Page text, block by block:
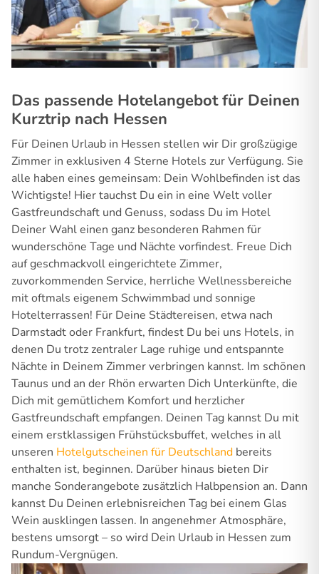
Das passende Hotelangebot für Deinen
Kurztrip nach Hessen
Für Deinen Urlaub in Hessen stellen wir Dir großzügige
Zimmer in exklusiven 4 Sterne Hotels zur Verfügung. Sie
alle haben eines gemeinsam: Dein Wohlbefinden ist das
Wichtigste! Hier tauchst Du ein in eine Welt voller
Gastfreundschaft und Genuss, sodass Du im Hotel
Deiner Wahl einen ganz besonderen Rahmen für
wunderschöne Tage und Nächte vorfindest. Freue Dich
auf geschmackvoll eingerichtete Zimmer,
zuvorkommenden Service, herrliche Wellnessbereiche
mit oftmals eigenem Schwimmbad und sonnige
Hotelterrassen! Für Deine Städtereisen, etwa nach
Darmstadt oder Frankfurt, findest Du bei uns Hotels, in
denen Du trotz zentraler Lage ruhige und entspannte
Nächte in Deinem Zimmer verbringen kannst. Im schönen
Taunus und an der Rhön erwarten Dich Unterkünfte, die
Dich mit gemütlichem Komfort und herzlicher
Gastfreundschaft empfangen. Deinen Tag kannst Du mit
einem erstklassigen Frühstücksbuffet, welches in all
unseren Hotelgutscheinen für Deutschland bereits
enthalten ist, beginnen. Darüber hinaus bieten Dir
manche Sonderangebote zusätzlich Halbpension an. Dann
kannst Du Deinen erlebnisreichen Tag bei einem Glas
Wein ausklingen lassen. In angenehmer Atmosphäre,
bestens umsorgt – so wird Dein Urlaub in Hessen zum
Rundum-Vergnügen.